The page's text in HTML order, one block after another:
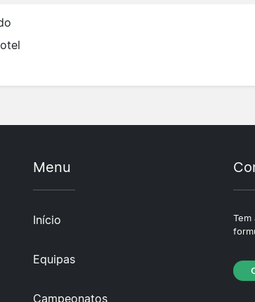
Menu
Início
Equipas
Campeonatos
Tem